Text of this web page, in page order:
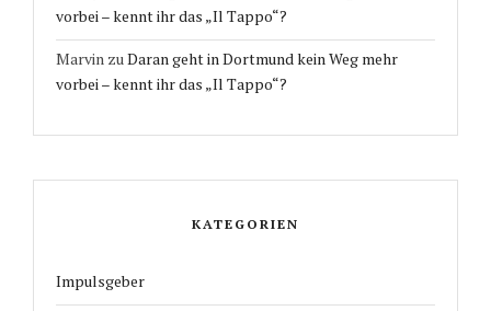
vorbei – kennt ihr das „Il Tappo“?
Marvin zu Daran geht in Dortmund kein Weg mehr
vorbei – kennt ihr das „Il Tappo“?
KATEGORIEN
Impulsgeber